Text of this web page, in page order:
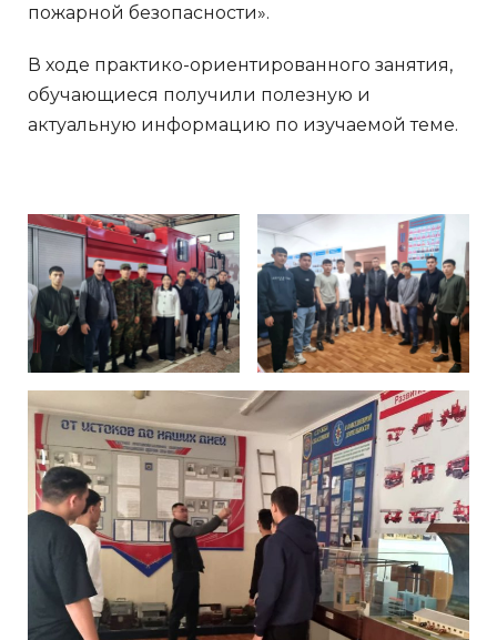
пожарной безопасности».
В ходе практико-ориентированного занятия,
обучающиеся получили полезную и
актуальную информацию по изучаемой теме.